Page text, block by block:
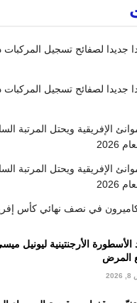
جديدا لصفائح تسجيل
جديدا لصفائح تسجيل
الإفريقية ويحتل المرتبة
الإفريقية ويحتل المرتبة
في نصف نهائي كأس
الأسطورة الأرجنتينية ليونيل
المرض